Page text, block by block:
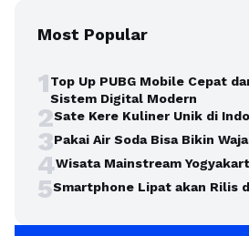
Most Popular
1Top Up PUBG Mobile Cepat
Sistem Digital Modern
2Sate Kere Kuliner Unik di
3Pakai Air Soda Bisa Bikin
4Wisata Mainstream
5Smartphone Lipat akan Rilis